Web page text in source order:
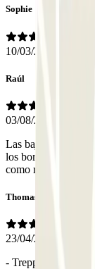
Sophie
10/03/2026
Raúl
03/08/2025
Las bajadas al
los bordillos que
como mínimo las
Thomas
23/04/2025
- Treppenhaus sehr